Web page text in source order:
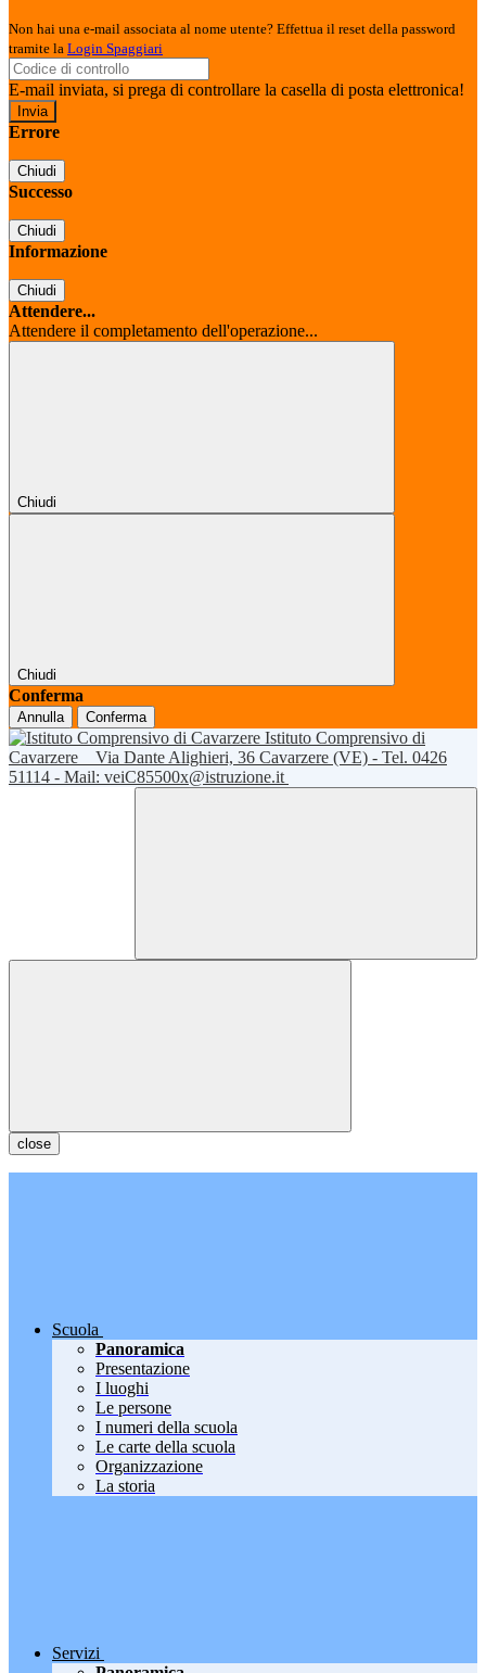
Non hai una e-mail associata al nome utente? Effettua il reset della password
tramite la Login Spaggiari
E-mail inviata, si prega di controllare la casella di posta elettronica!
Errore
Chiudi
Successo
Chiudi
Informazione
Chiudi
Attendere...
Attendere il completamento dell'operazione...
Chiudi
Chiudi
Conferma
Annulla Conferma
Istituto Comprensivo di
Cavarzere
Via Dante Alighieri, 36 Cavarzere (VE) - Tel. 0426
51114 - Mail: veiC85500x@istruzione.it
close
Scuola
Panoramica
Presentazione
I luoghi
Le persone
I numeri della scuola
Le carte della scuola
Organizzazione
La storia
Servizi